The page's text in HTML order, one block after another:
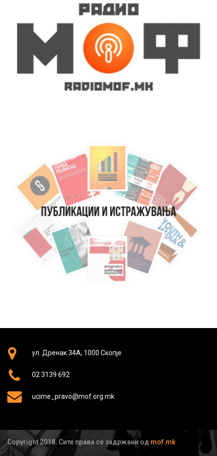
ул. Дренак 34А, 1000 Скопје
02 3139 692
ucime_pravo@mof.org.mk
Copyright 2018. Сите права се задржани од mof.mk